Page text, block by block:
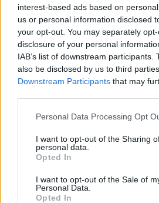
interest-based ads based on
us or personal information disclosed
your opt-out. You may separately
disclosure of your personal
IAB’s list of downstream participants.
also be disclosed by us to third
Downstream Participants that may
Please note that this website/app
not limited to your visit or usage
grant or deny consent to Google and
use your data for below specified
consent section.
Personal Data Processing Opt
I want to opt-out of the Sharing
personal data.
Opted In
I want to opt-out of the Sale of
Personal Data.
Opted In
Nel frattempo, il partito di destra radicale
satirico partito ungherese dei cani a due
l’8% ciascuno.
Tra i partiti relativamente nuovi arrivati, il
Partito popolare ungherese di Tutti e il
età della riforma hanno ottenuto ciascuno
appena al di sotto della soglia per ottenere
Parlamento europeo.
Leggi anche:
coalizione democratica